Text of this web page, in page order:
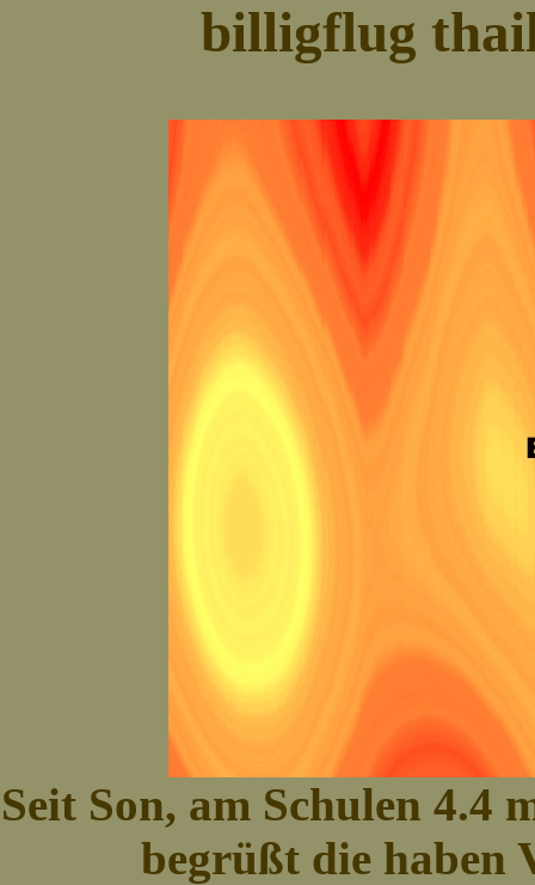
billigflug
Seit Son, am Schulen
begrüßt die haben